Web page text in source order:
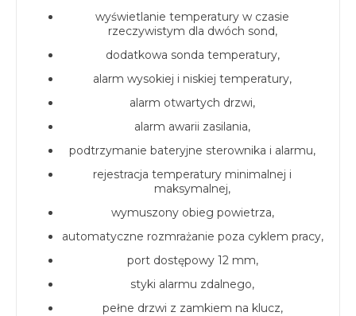
wyświetlanie temperatury w czasie
rzeczywistym dla dwóch sond,
dodatkowa sonda temperatury,
alarm wysokiej i niskiej temperatury,
alarm otwartych drzwi,
alarm awarii zasilania,
podtrzymanie bateryjne sterownika i alarmu,
rejestracja temperatury minimalnej i
maksymalnej,
wymuszony obieg powietrza,
automatyczne rozmrażanie poza cyklem pracy,
port dostępowy 12 mm,
styki alarmu zdalnego,
pełne drzwi z zamkiem na klucz,